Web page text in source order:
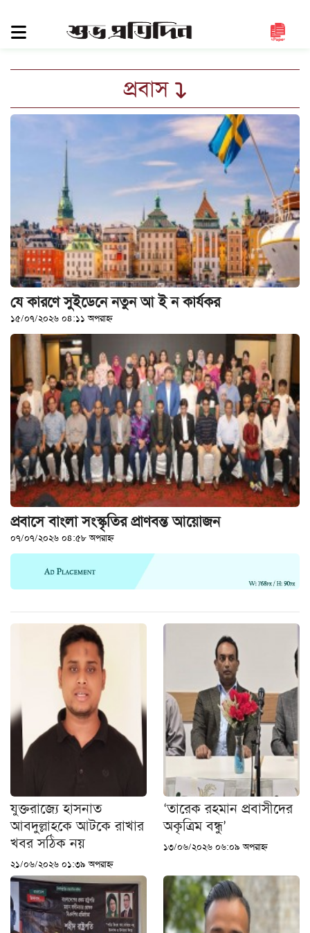
হবিগঞ্জ
রাজনীতি
দেশজুড়ে
আন্তর্জাতিক
প্রবাস
গণমাধ্যম
খেলাধুলা
বিনোদন
এক্সক্লুসিভ
শিক্ষাঙ্গন
অর্থনীতি
মতামত
অন্যান্য
লাইফস্টাইল
প্রবাস
যে কারণে সুইডেনে নতুন আ ই ন কার্যকর
১৫/০৭/২০২৬ ০৪:১১ অপরাহ্ন
প্রবাসে বাংলা সংস্কৃতির প্রাণবন্ত আয়োজন
০৭/০৭/২০২৬ ০৪:৫৮ অপরাহ্ন
যুক্তরাজ্যে হাসনাত
আবদুল্লাহকে আটকে রাখার
খবর সঠিক নয়
২১/০৬/২০২৬ ০১:৩৯ অপরাহ্ন
‘তারেক রহমান প্রবাসীদের
অকৃত্রিম বন্ধু’
১৩/০৬/২০২৬ ০৬:০৯ অপরাহ্ন